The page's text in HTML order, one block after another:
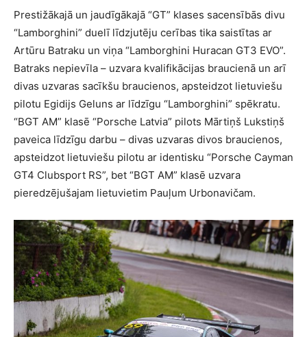
Prestižākajā un jaudīgākajā “GT” klases sacensībās divu
“Lamborghini” duelī līdzjutēju cerības tika saistītas ar
Artūru Batraku un viņa “Lamborghini Huracan GT3 EVO”.
Batraks nepievīla – uzvara kvalifikācijas braucienā un arī
divas uzvaras sacīkšu braucienos, apsteidzot lietuviešu
pilotu Egidijs Geluns ar līdzīgu “Lamborghini” spēkratu.
“BGT AM” klasē “Porsche Latvia” pilots Mārtiņš Lukstiņš
paveica līdzīgu darbu – divas uzvaras divos braucienos,
apsteidzot lietuviešu pilotu ar identisku “Porsche Cayman
GT4 Clubsport RS”, bet “BGT AM” klasē uzvara
pieredzējušajam lietuvietim Pauļum Urbonavičam.